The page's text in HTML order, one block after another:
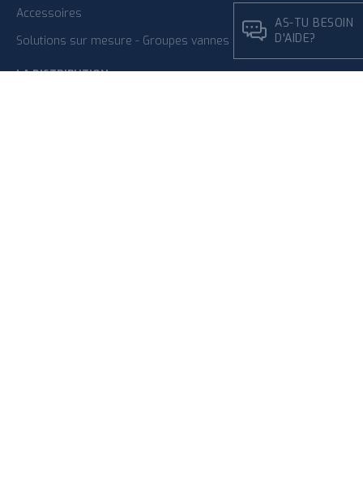
Accessoires
Solutions sur mesure - Groupes vannes
LA DISTRIBUTION
AS-TU BESOIN
D'AIDE?